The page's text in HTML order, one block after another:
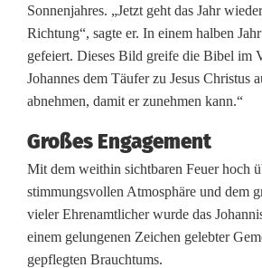
Sonnenjahres. „Jetzt geht das Jahr
Richtung“, sagte er. In einem halben
gefeiert. Dieses Bild greife die Bibel im
Johannes dem Täufer zu Jesus Christus
abnehmen, damit er zunehmen kann.“
Großes Engagement
Mit dem weithin sichtbaren Feuer hoch
stimmungsvollen Atmosphäre und dem
vieler Ehrenamtlicher wurde das
einem gelungenen Zeichen gelebter
gepflegten Brauchtums.